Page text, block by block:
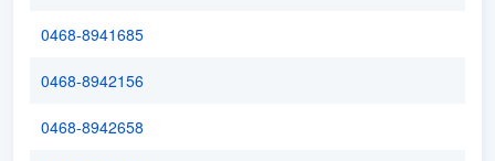
0468-8941685
0468-8942156
0468-8942658